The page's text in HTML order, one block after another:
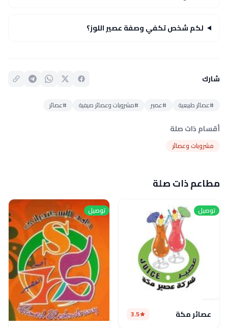
لكم شخص تكفي وصفة عصير اللوز؟
شارك
#عصائر طبيعية #عصير #مشروبات وعصائر صيفية #عصائر
أقسام ذات صلة
مشروبات وعصائر
مطاعم ذات صلة
توصيل
عصائر مكة 3.5
توصيل